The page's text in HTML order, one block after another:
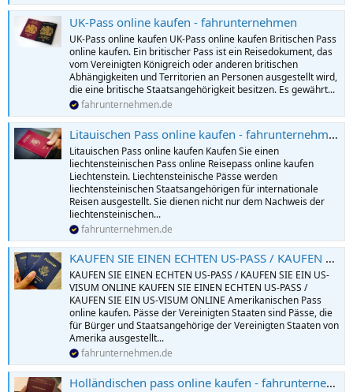
UK-Pass online kaufen - fahrunternehmen
UK-Pass online kaufen UK-Pass online kaufen Britischen Pass
online kaufen. Ein britischer Pass ist ein Reisedokument, das
vom Vereinigten Königreich oder anderen britischen
Abhängigkeiten und Territorien an Personen ausgestellt wird,
die eine britische Staatsangehörigkeit besitzen. Es gewährt...
fahrunternehmen.de
Litauischen Pass online kaufen - fahrunternehmen
Litauischen Pass online kaufen Kaufen Sie einen
liechtensteinischen Pass online Reisepass online kaufen
Liechtenstein. Liechtensteinische Pässe werden
liechtensteinischen Staatsangehörigen für internationale
Reisen ausgestellt. Sie dienen nicht nur dem Nachweis der
liechtensteinischen...
fahrunternehmen.de
KAUFEN SIE EINEN ECHTEN US-PASS / KAUFEN SIE EIN US-VISUM ONLINE - fahrunternehmen
KAUFEN SIE EINEN ECHTEN US-PASS / KAUFEN SIE EIN US-
VISUM ONLINE KAUFEN SIE EINEN ECHTEN US-PASS /
KAUFEN SIE EIN US-VISUM ONLINE Amerikanischen Pass
online kaufen. Pässe der Vereinigten Staaten sind Pässe, die
für Bürger und Staatsangehörige der Vereinigten Staaten von
Amerika ausgestellt...
fahrunternehmen.de
Holländischen pass online kaufen - fahrunternehmen